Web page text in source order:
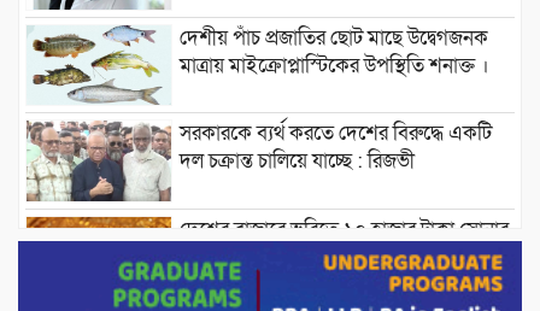
দেশীয় পাঁচ প্রজাতির ছোট মাছে উদ্বেগজনক
মাত্রায় মাইক্রোপ্লাস্টিকের উপস্থিতি শনাক্ত ।
সরকারকে ব্যর্থ করতে দেশের বিরুদ্ধে একটি
দল চক্রান্ত চালিয়ে যাচ্ছে : রিজভী
দেশের বাজারে ভরিতে ১০ হাজার টাকা সোনার
দাম বাড়ানোর ঘোষণা।